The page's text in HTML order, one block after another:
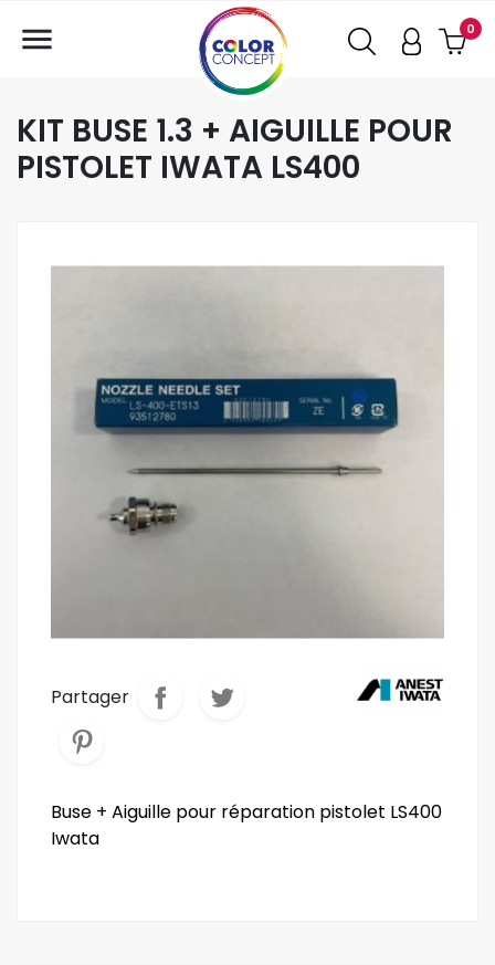
0

KIT BUSE 1.3 + AIGUILLE POUR
PISTOLET IWATA LS400
Partager
Buse + Aiguille pour réparation pistolet LS400
Iwata